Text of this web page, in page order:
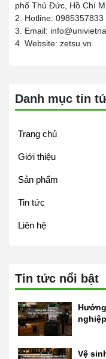
phố Thủ Đức, Hồ Chí
2. Hotline: 0985357833
3. Email:
4. Website: zetsu.vn
Danh mục tin
Trang chủ
Giới thiệu
Sản phẩm
Tin tức
Liên hệ
Tin tức nổi bật
Vệ